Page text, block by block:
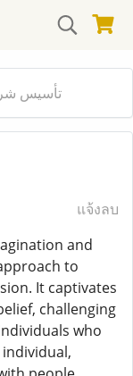
تأسيس
แจ้งลบ
and
to
It captivates
challenging
who